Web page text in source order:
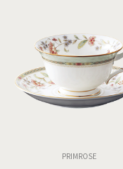
PRIMROSE